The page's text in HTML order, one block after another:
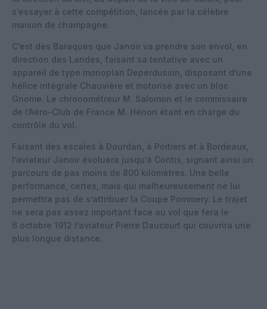
s’essayer à cette compétition, lancée par la célèbre
maison de champagne.
C’est des Baraques que Janoir va prendre son envol, en
direction des Landes, faisant sa tentative avec un
appareil de type monoplan Deperdussin, disposant d’une
hélice intégrale Chauvière et motorisé avec un bloc
Gnome. Le chronométreur M. Salomon et le commissaire
de l’Aéro-Club de France M. Hénon étant en charge du
contrôle du vol.
Faisant des escales à Dourdan, à Poitiers et à Bordeaux,
l’aviateur Janoir évoluera jusqu’à Contis, signant ainsi un
parcours de pas moins de 800 kilomètres. Une belle
performance, certes, mais qui malheureusement ne lui
permettra pas de s’attribuer la Coupe Pommery. Le trajet
ne sera pas assez important face au vol que fera le
6 octobre 1912 l’aviateur Pierre Daucourt qui couvrira une
plus longue distance.